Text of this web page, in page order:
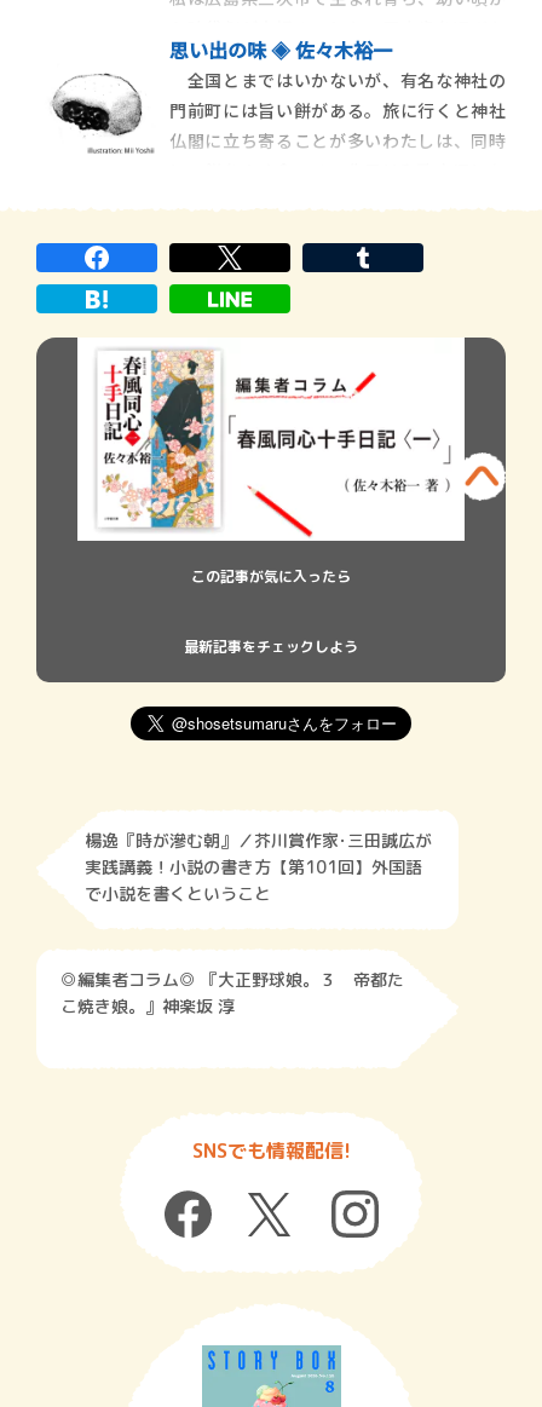
である私ではないかと
頃に、「読む時代劇」をテーマに時代小説
を書きはじめました。時々、小説のネタに
詰まることもあります。そんな時知人か
ら、「三次にはいい材料がたくさんあるで
思い出の味 ◈ 佐々木裕一
全国とまではいかないが、有名な神社の
門前町には旨い餅がある。旅に行くと神社
仏閣に立ち寄ることが多いわたしは、同時
三条通りを歩いて行く途中で、よもぎ餅を
食べた。テレビで見ていたので、一度 […]
この記事が気に入ったら
最新記事をチェックしよう
楊逸『時が滲む朝』／芥川賞作家･三田誠広が
実践講義！小説の書き方【第101回】外国語
で小説を書くということ
◎編集者コラム◎ 『大正野球娘。３ 帝都た
こ焼き娘。』神楽坂 淳
SNSでも情報配信!